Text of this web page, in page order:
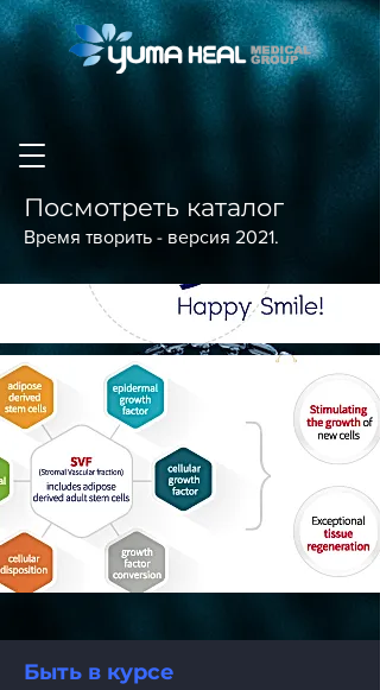
Посмотреть каталог
Время творить - версия 2021.
Быть в курсе